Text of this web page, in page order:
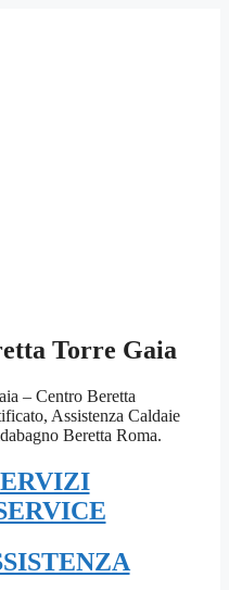
Torre Gaia
– Centro Beretta
Assistenza Caldaie
Beretta Roma.